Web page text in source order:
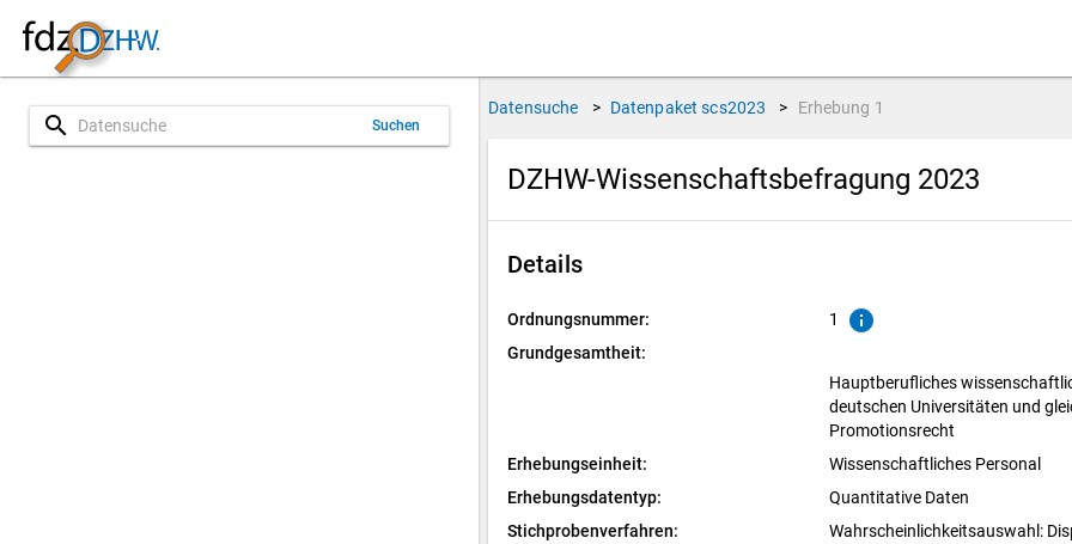
search Suchen
Datensuche > Datenpaket scs2023 > Erhebung 1
DZHW-Wissenschaftsbefragung 2023
Details
Ordnungsnummer: 1 info
Grundgesamtheit:
Hauptberufliches
deutschen Universitäten und
Promotionsrecht
Erhebungseinheit:
Wissenschaftliches Personal
Erhebungsdatentyp:
Quantitative Daten
Stichprobenverfahren:
Wahrscheinlichkeitsauswahl: